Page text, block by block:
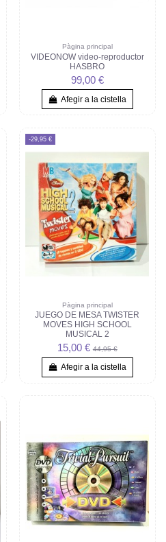
Pàgina principal
VIDEONOW video-reproductor
HASBRO
99,00 €
Afegir a la cistella
-29,95 €
Pàgina principal
JUEGO DE MESA TWISTER
MOVES HIGH SCHOOL
MUSICAL 2
15,00 €44,95 €
Afegir a la cistella